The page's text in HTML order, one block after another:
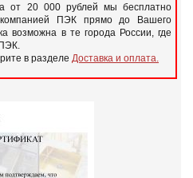
от 20 000 рублей мы бесплатно
компанией ПЭК прямо до Вашего
возможна в те города России, где
в разделе Доставка и оплата.